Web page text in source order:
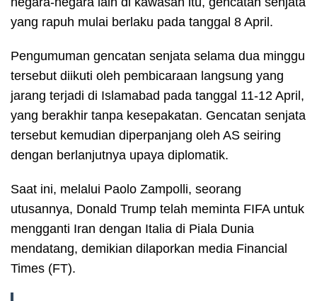
yang rapuh mulai berlaku pada tanggal 8 April.
Pengumuman gencatan senjata selama dua minggu
tersebut diikuti oleh pembicaraan langsung yang
jarang terjadi di Islamabad pada tanggal 11-12 April,
yang berakhir tanpa kesepakatan. Gencatan senjata
tersebut kemudian diperpanjang oleh AS seiring
dengan berlanjutnya upaya diplomatik.
Saat ini, melalui Paolo Zampolli, seorang
utusannya, Donald Trump telah meminta FIFA untuk
mengganti Iran dengan Italia di Piala Dunia
mendatang, demikian dilaporkan media Financial
Times (FT).